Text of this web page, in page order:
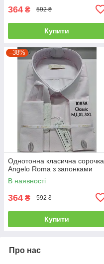
364 ₴ 592 ₴
Купити
–38%
Однотонна класична сорочка
Angelo Roma з запонками
В наявності
364 ₴ 592 ₴
Купити
Про нас